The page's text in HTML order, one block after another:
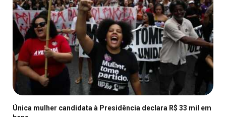
Única mulher candidata à Presidência declara R$ 33 mil em